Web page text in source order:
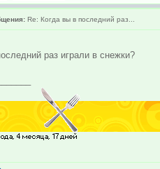
Re: Когда вы в последний раз...
раз играли в снежки?